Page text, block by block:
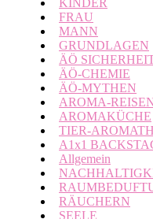
FRAU
MANN
GRUNDLAGEN
ÄÖ
ÄÖ-CHEMIE
ÄÖ-MYTHEN
AROMA-
AROMAKÜCHE
TIER-
A1x1
Allgemein
RÄUCHERN
SEELE